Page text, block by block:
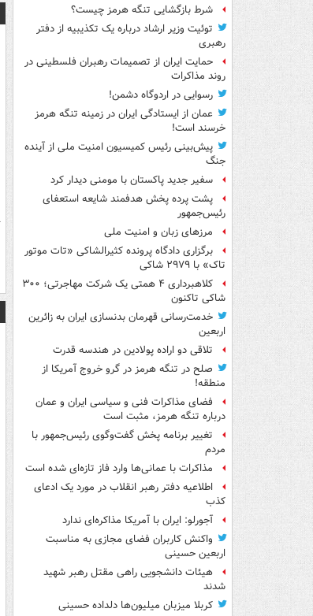
شرط بازگشایی تنگه هرمز چیست؟
توئیت وزیر ارشاد درباره یک تکذیبیه از دفتر
رهبری
حمایت ایران از تصمیمات رهبران فلسطینی در
روند مذاکرات
رسوایی در اردوگاه دشمن!
عمان از ایستادگی ایران در زمینه تنگه هرمز
خرسند است!
پیش‌بینی رئیس کمیسیون امنیت ملی از آینده
جنگ
سفیر جدید پاکستان با مومنی دیدار کرد
پشت پرده پخش هدفمند شایعه استعفای
رئیس‌جمهور
مرزهای زبان و امنیت ملی
برگزاری دادگاه پرونده کثیرالشاکی «تات موتور
تاک» با ۲۹۷۹ شاکی
کلاهبرداری ۴ همتی یک شرکت مهاجرتی؛ ۳۰۰
شاکی تاکنون
خدمت‌رسانی قهرمان بدنسازی ایران به زائرین
اربعین
تلاقی دو اراده پولادین در هندسه قدرت
صلح در تنگه هرمز در گرو خروج آمریکا از
منطقه!
فضای مذاکرات فنی و سیاسی ایران و عمان
درباره تنگه هرمز، مثبت است
تغییر برنامه پخش گفت‌وگوی رئیس‌جمهور با
مردم
مذاکرات با عمانی‌ها وارد فاز تازه‌ای شده است
اطلاعیه دفتر رهبر انقلاب در مورد یک ادعای
کذب
آجورلو: ایران با آمریکا مذاکره‌ای ندارد
واکنش کاربران فضای مجازی به مناسبت
اربعین حسینی
هیئات دانشجویی راهی مقتل رهبر شهید
شدند
کربلا میزبان میلیون‌ها دلداده حسینی